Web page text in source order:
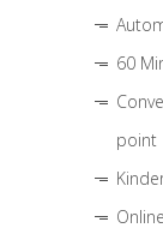
60
point